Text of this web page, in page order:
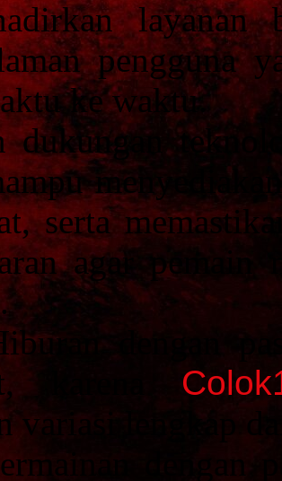
pengguna
ke waktu.
dukungan
serta
agar pemain
dengan
karena
variasi lengkap
dengan